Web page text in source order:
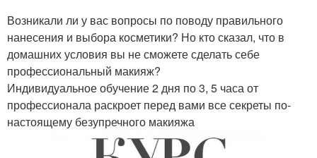
Возникали ли у вас вопросы по поводу правильного
нанесения и выбора косметики? Но кто сказал, что в
домашних условия вы не сможете сделать себе
профессиональный макияж?
Индивидуальное обучение 2 дня по 3, 5 часа от
профессионала раскроет перед вами все секреты по-
настоящему безупречного макияжа